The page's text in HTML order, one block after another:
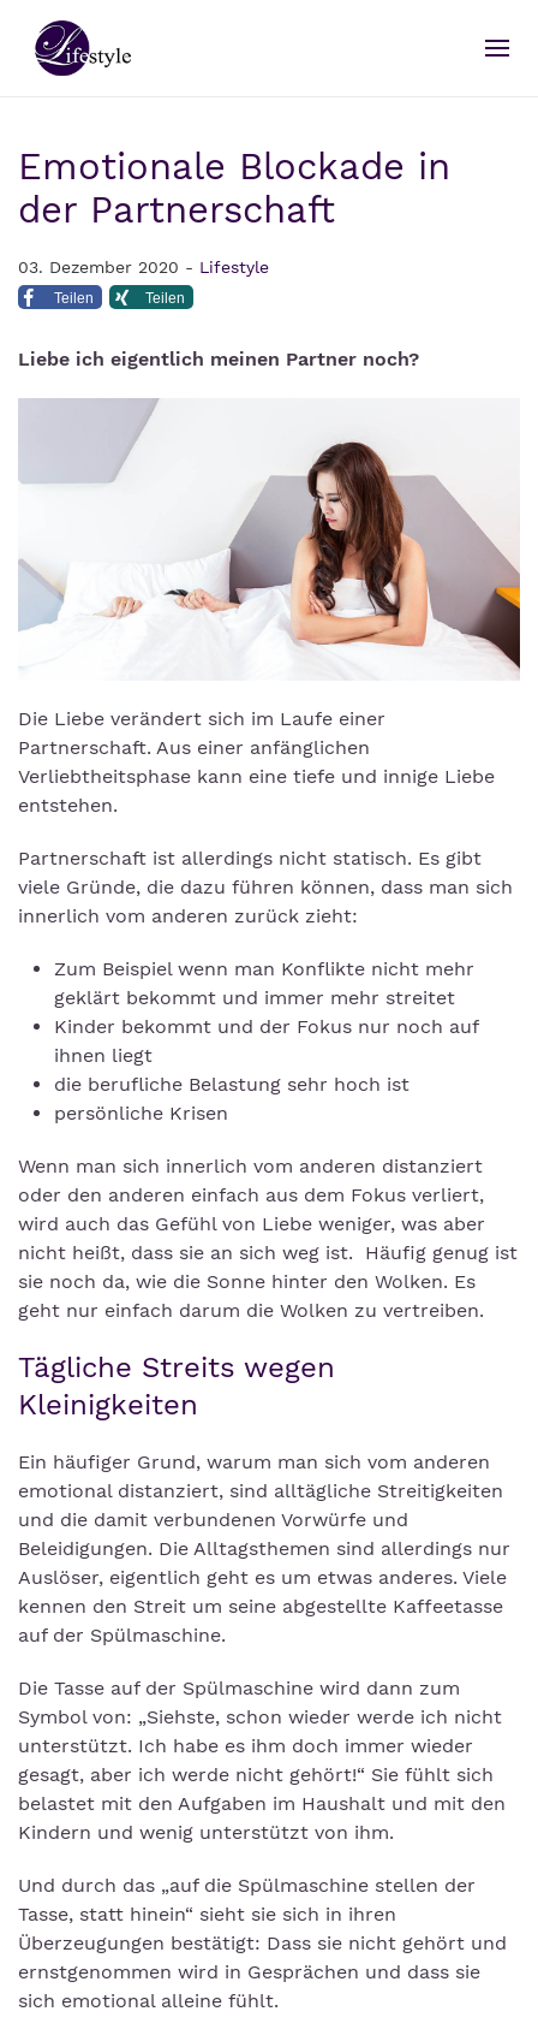
Emotionale Blockade in
der Partnerschaft
03. Dezember 2020 - Lifestyle
Teilen Teilen
Liebe ich eigentlich meinen Partner noch?
Die Liebe verändert sich im Laufe einer
Partnerschaft. Aus einer anfänglichen
Verliebtheitsphase kann eine tiefe und innige Liebe
entstehen.
Partnerschaft ist allerdings nicht statisch. Es gibt
viele Gründe, die dazu führen können, dass man sich
innerlich vom anderen zurück zieht:
Zum Beispiel wenn man Konflikte nicht mehr
geklärt bekommt und immer mehr streitet
Kinder bekommt und der Fokus nur noch auf
ihnen liegt
die berufliche Belastung sehr hoch ist
persönliche Krisen
Wenn man sich innerlich vom anderen distanziert
oder den anderen einfach aus dem Fokus verliert,
wird auch das Gefühl von Liebe weniger, was aber
nicht heißt, dass sie an sich weg ist. Häufig genug ist
sie noch da, wie die Sonne hinter den Wolken. Es
geht nur einfach darum die Wolken zu vertreiben.
Tägliche Streits wegen
Kleinigkeiten
Ein häufiger Grund, warum man sich vom anderen
emotional distanziert, sind alltägliche Streitigkeiten
und die damit verbundenen Vorwürfe und
Beleidigungen. Die Alltagsthemen sind allerdings nur
Auslöser, eigentlich geht es um etwas anderes. Viele
kennen den Streit um seine abgestellte Kaffeetasse
auf der Spülmaschine.
Die Tasse auf der Spülmaschine wird dann zum
Symbol von: „Siehste, schon wieder werde ich nicht
unterstützt. Ich habe es ihm doch immer wieder
gesagt, aber ich werde nicht gehört!“ Sie fühlt sich
belastet mit den Aufgaben im Haushalt und mit den
Kindern und wenig unterstützt von ihm.
Und durch das „auf die Spülmaschine stellen der
Tasse, statt hinein“ sieht sie sich in ihren
Überzeugungen bestätigt: Dass sie nicht gehört und
ernstgenommen wird in Gesprächen und dass sie
sich emotional alleine fühlt.